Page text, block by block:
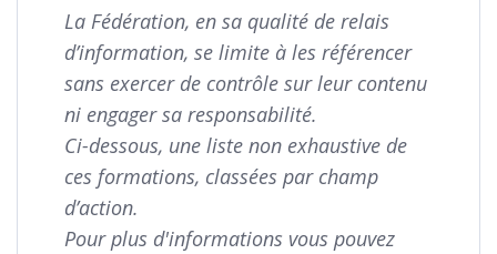
La Fédération, en sa qualité de relais
d’information, se limite à les référencer
sans exercer de contrôle sur leur contenu
ni engager sa responsabilité.
Ci-dessous, une liste non exhaustive de
ces formations, classées par champ
d’action.
Pour plus d'informations vous pouvez